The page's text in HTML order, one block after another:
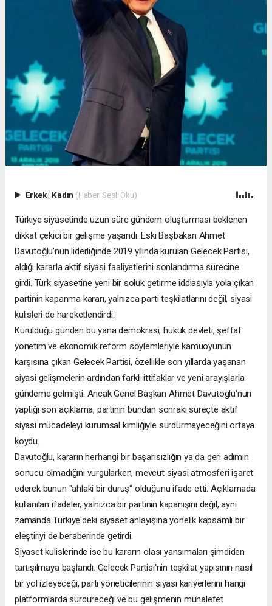
Erkek| Kadın (Haberi Sesli Oku)
Türkiye siyasetinde uzun süre gündem oluşturması beklenen
dikkat çekici bir gelişme yaşandı. Eski Başbakan Ahmet
Davutoğlu'nun liderliğinde 2019 yılında kurulan Gelecek Partisi,
aldığı kararla aktif siyasi faaliyetlerini sonlandırma sürecine
girdi. Türk siyasetine yeni bir soluk getirme iddiasıyla yola çıkan
partinin kapanma kararı, yalnızca parti teşkilatlarını değil, siyasi
kulisleri de hareketlendirdi.
Kurulduğu günden bu yana demokrasi, hukuk devleti, şeffaf
yönetim ve ekonomik reform söylemleriyle kamuoyunun
karşısına çıkan Gelecek Partisi, özellikle son yıllarda yaşanan
siyasi gelişmelerin ardından farklı ittifaklar ve yeni arayışlarla
gündeme gelmişti. Ancak Genel Başkan Ahmet Davutoğlu'nun
yaptığı son açıklama, partinin bundan sonraki süreçte aktif
siyasi mücadeleyi kurumsal kimliğiyle sürdürmeyeceğini ortaya
koydu.
Davutoğlu, kararın herhangi bir başarısızlığın ya da geri adımın
sonucu olmadığını vurgularken, mevcut siyasi atmosferi işaret
ederek bunun "ahlaki bir duruş" olduğunu ifade etti. Açıklamada
kullanılan ifadeler, yalnızca bir partinin kapanışını değil, aynı
zamanda Türkiye'deki siyaset anlayışına yönelik kapsamlı bir
eleştiriyi de beraberinde getirdi.
Siyaset kulislerinde ise bu kararın olası yansımaları şimdiden
tartışılmaya başlandı. Gelecek Partisi'nin teşkilat yapısının nasıl
bir yol izleyeceği, parti yöneticilerinin siyasi kariyerlerini hangi
platformlarda sürdüreceği ve bu gelişmenin muhalefet